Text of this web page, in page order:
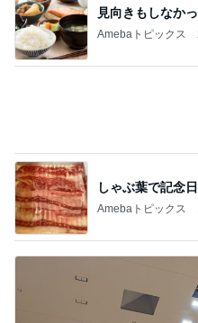
しゃぶ葉で記念
Amebaトピックス
森渉 ランキング戦へ死に物狂い
1日前